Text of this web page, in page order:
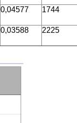
0,04577 1744
0,03588 2225